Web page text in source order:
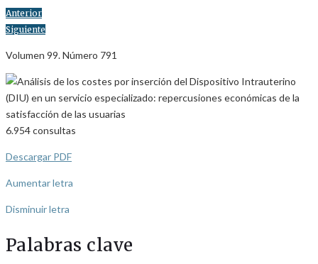
Anterior
Siguiente
Volumen 99. Número 791
6.954consultas
Descargar PDF
Aumentar letra
Disminuir letra
Palabras clave